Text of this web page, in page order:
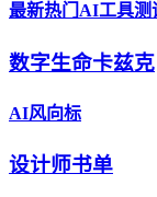
最新热门AI工具测
数字生命卡兹克
AI风向标
设计师书单